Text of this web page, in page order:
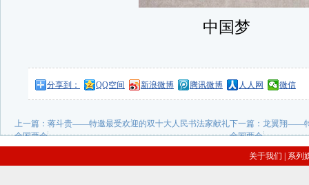
中国梦
分享到： QQ空间 新浪微博 腾讯微博 人人网 微信
上一篇： 蒋斗贵——特邀最受欢迎的双十大人民书法家献礼
全国两会
下一篇：龙翼翔——
全国两会
关于我们 系列